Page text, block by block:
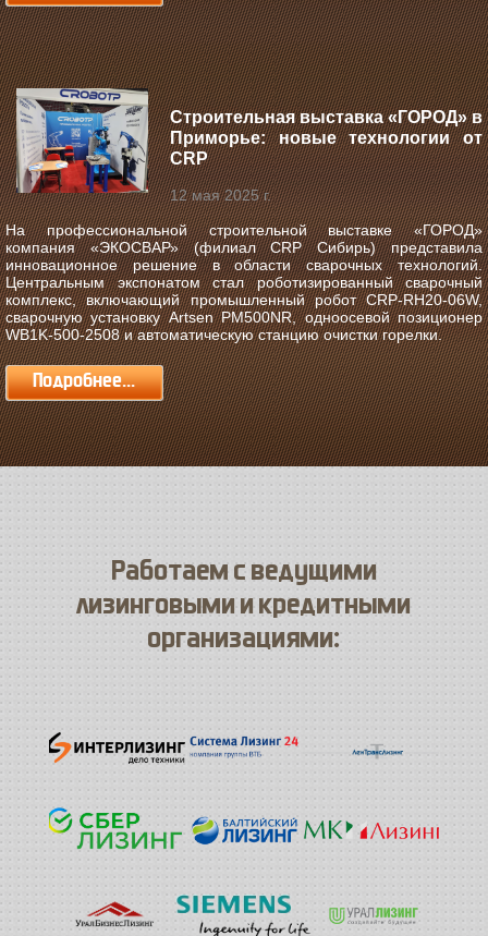
Строительная выставка «ГОРОД» в
Приморье: новые технологии от
CRP
12 мая 2025 г.
На профессиональной строительной выставке «ГОРОД»
компания «ЭКОСВАР» (филиал CRP Сибирь) представила
инновационное решение в области сварочных технологий.
Центральным экспонатом стал роботизированный сварочный
комплекс, включающий промышленный робот CRP-RH20-06W,
сварочную установку Artsen PM500NR, одноосевой позиционер
WB1K-500-2508 и автоматическую станцию очистки горелки.
Подробнее...
Работаем с ведущими
лизинговыми и кредитными
организациями: